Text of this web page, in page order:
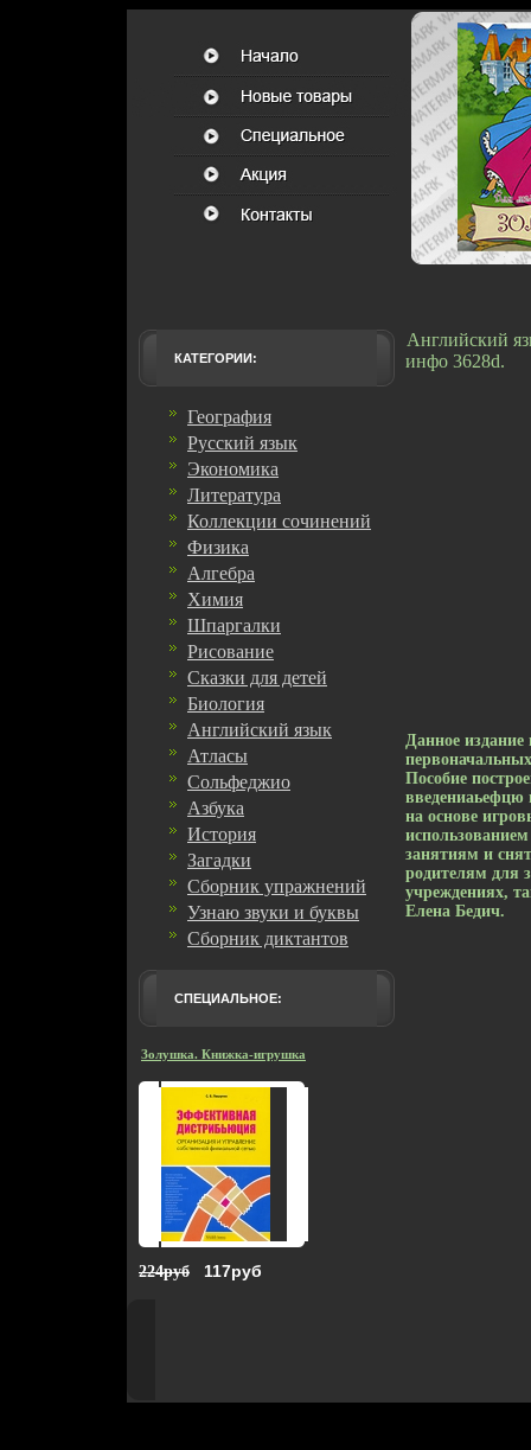
КАТЕГОРИИ:
География
Русский язык
Экономика
Литература
Коллекции сочинений
Физика
Алгебра
Химия
Шпаргалки
Рисование
Сказки для детей
Биология
Английский язык
Атласы
Сольфеджио
Азбука
История
Загадки
Сборник упражнений
Узнаю звуки и буквы
Сборник диктантов
СПЕЦИАЛЬНОЕ:
Золушка. Книжка-игрушка
224руб 117руб
Английский
инфо 3628d.
Данное издание
Пособие
введениаьефцю
на основе
занятиям и
родителям для
учреждениях,
Елена Бедич.